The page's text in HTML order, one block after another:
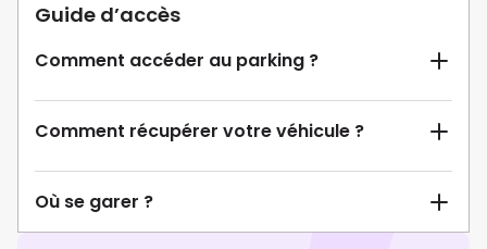
Guide d’accès
Comment accéder au parking ?
Comment récupérer votre véhicule ?
Où se garer ?